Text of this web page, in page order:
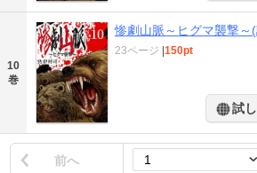
10
巻
惨劇山脈～ヒグマ襲撃～
23ページ |150pt
試
前へ